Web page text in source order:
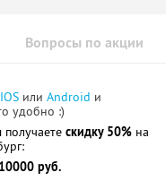
Вопросы по акции
IOS или Android и
удобно :)
скидку 50% на
руб.